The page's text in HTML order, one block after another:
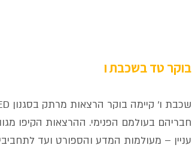
בוקר טד בשכבת ו
חבריהם בעולמם הפנימי. ההרצאות הקיפו
עניין – מעולמות המדע והספורט ועד